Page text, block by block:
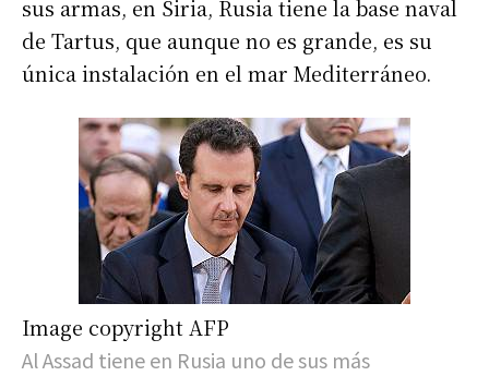
sus armas, en Siria, Rusia tiene la base naval
de Tartus, que aunque no es grande, es su
única instalación en el mar Mediterráneo.
Image copyright AFP
Al Assad tiene en Rusia uno de sus más